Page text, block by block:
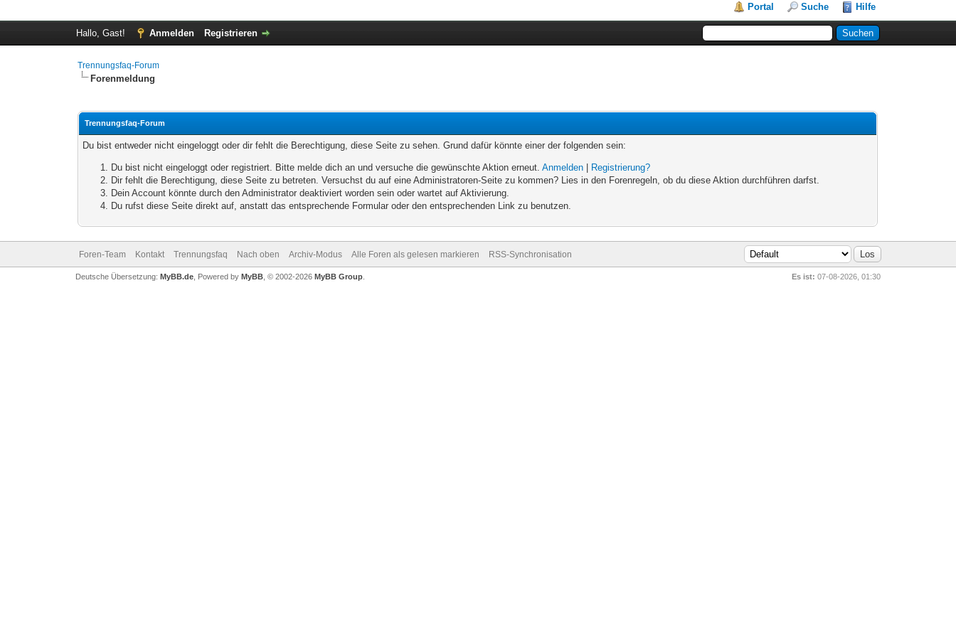
Portal Suche Hilfe
Hallo, Gast! Anmelden Registrieren
Trennungsfaq-Forum
Forenmeldung
Trennungsfaq-Forum
Du bist entweder nicht eingeloggt oder dir fehlt die Berechtigung, diese Seite zu sehen. Grund dafür könnte einer der folgenden sein:
Du bist nicht eingeloggt oder registriert. Bitte melde dich an und versuche die gewünschte Aktion erneut.Anmelden
Registrierung?
Dir fehlt die Berechtigung, diese Seite zu betreten. Versuchst du auf eine Administratoren-Seite zu kommen? Lies in den Forenregeln, ob du diese Aktion durchführen darfst.
Dein Account könnte durch den Administrator deaktiviert worden sein oder wartet auf Aktivierung.
Du rufst diese Seite direkt auf, anstatt das entsprechende Formular oder den entsprechenden Link zu benutzen.
Foren-Team Kontakt Trennungsfaq Nach oben Archiv-Modus Alle Foren als gelesen markieren RSS-Synchronisation
Es ist: 07-08-2026, 01:30
Deutsche Übersetzung: MyBB.de, Powered by MyBB, © 2002-2026 MyBB Group.